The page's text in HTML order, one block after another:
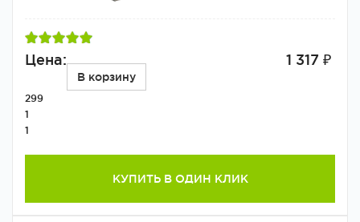
Цена: 1 317 ₽
В корзину
299
1
1
КУПИТЬ В ОДИН КЛИК